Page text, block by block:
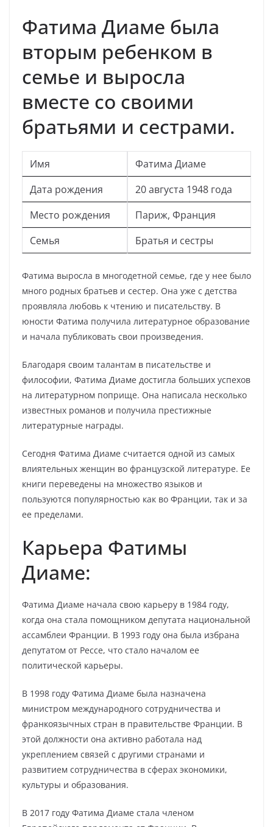
Фатима Диаме была
вторым ребенком в
семье и выросла
вместе со своими
братьями и сестрами.
Имя
Фатима Диаме
Дата рождения
20 августа 1948 года
Место рождения
Париж, Франция
Семья
Братья и сестры
Фатима выросла в многодетной семье, где у нее было
много родных братьев и сестер. Она уже с детства
проявляла любовь к чтению и писательству. В
юности Фатима получила литературное образование
и начала публиковать свои произведения.
Благодаря своим талантам в писательстве и
философии, Фатима Диаме достигла больших успехов
на литературном поприще. Она написала несколько
известных романов и получила престижные
литературные награды.
Сегодня Фатима Диаме считается одной из самых
влиятельных женщин во французской литературе. Ее
книги переведены на множество языков и
пользуются популярностью как во Франции, так и за
ее пределами.
Карьера Фатимы
Диаме:
Фатима Диаме начала свою карьеру в 1984 году,
когда она стала помощником депутата национальной
ассамблеи Франции. В 1993 году она была избрана
депутатом от Рессе, что стало началом ее
политической карьеры.
В 1998 году Фатима Диаме была назначена
министром международного сотрудничества и
франкоязычных стран в правительстве Франции. В
этой должности она активно работала над
укреплением связей с другими странами и
развитием сотрудничества в сферах экономики,
культуры и образования.
В 2017 году Фатима Диаме стала членом